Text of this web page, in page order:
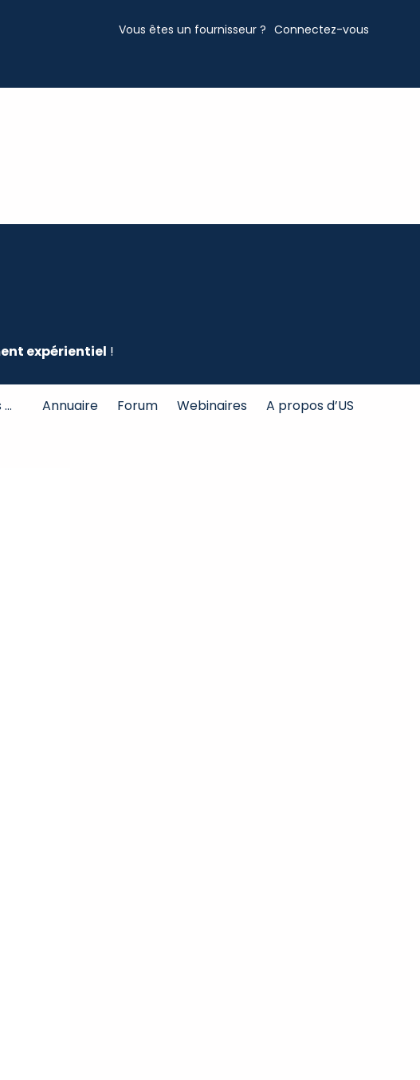
Vous êtes un fournisseur ? Connectez-vous
expérientiel !
… Annuaire Forum Webinaires A propos d’US